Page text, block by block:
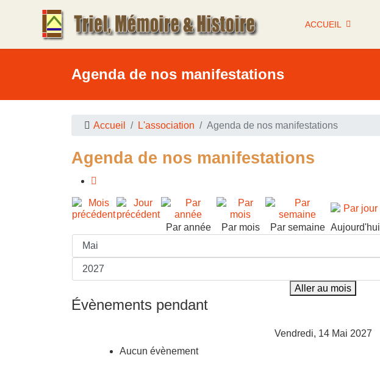
ACCUEIL
Agenda de nos manifestations
Accueil L'association Agenda de nos manifestations
Agenda de nos manifestations
Par année Par mois Par semaine Aujourd'hui
Aller au mois
Évènements pendant
Vendredi, 14 Mai 2027
Aucun évènement